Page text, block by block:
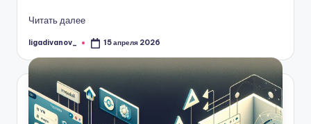
Читать далее
Запись
ligadivanov_ 15 апреля 2026